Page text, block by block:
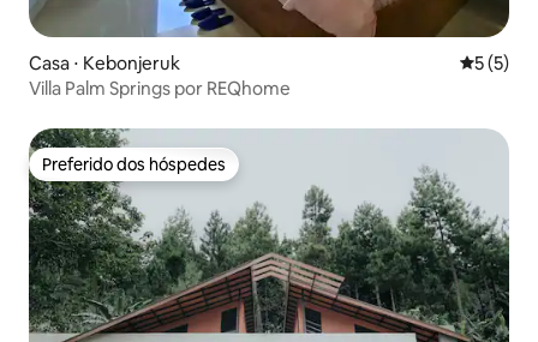
Casa ⋅ Kebonjeruk 5 de
5 (5)
Villa Palm Springs por REQhome
Preferido dos hóspedes
Preferido dos hóspedes